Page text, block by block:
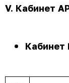
V. Кабинет